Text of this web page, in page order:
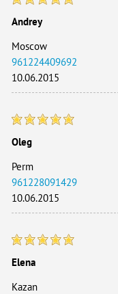
Andrey
Moscow
961224409692
10.06.2015
Oleg
Perm
961228091429
10.06.2015
Elena
Kazan